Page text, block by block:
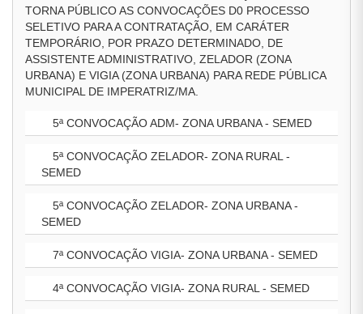
TORNA PÚBLICO AS CONVOCAÇÕES D0 PROCESSO
SELETIVO PARA A CONTRATAÇÃO, EM CARÁTER
TEMPORÁRIO, POR PRAZO DETERMINADO, DE
ASSISTENTE ADMINISTRATIVO, ZELADOR (ZONA
URBANA) E VIGIA (ZONA URBANA) PARA REDE PÚBLICA
MUNICIPAL DE IMPERATRIZ/MA.
5ª CONVOCAÇÃO ADM- ZONA URBANA - SEMED
5ª CONVOCAÇÃO ZELADOR- ZONA RURAL -
SEMED
5ª CONVOCAÇÃO ZELADOR- ZONA URBANA -
SEMED
7ª CONVOCAÇÃO VIGIA- ZONA URBANA - SEMED
4ª CONVOCAÇÃO VIGIA- ZONA RURAL - SEMED